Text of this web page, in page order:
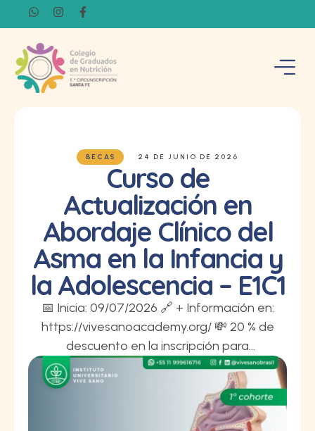
BECAS 24 DE JUNIO DE 2026
Curso de
Actualización en
Abordaje Clínico del
Asma en la Infancia y
la Adolescencia – E1C1
📅 Inicia: 09/07/2026 🔗 + Información en:
https://vivesanoacademy.org/ 💸 20 % de
descuento en la inscripción para
profesionales colegiados. 🎓 Contamos con
una beca para sortear entre los
profesionales con matrícula al día y para
colegas integrantes de comisiones,